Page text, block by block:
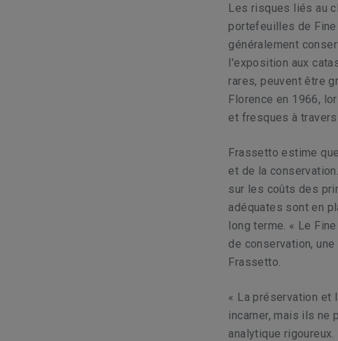
Les risques liés au
portefeuilles de
généralement
l'exposition aux
rares, peuvent être
Florence en 1966,
et fresques à travers
Frassetto estime
et de la
sur les coûts des
adéquates sont en
long terme. « Le
de conservation,
Frassetto.
« La préservation et
incarner, mais ils ne
analytique rigoureux.